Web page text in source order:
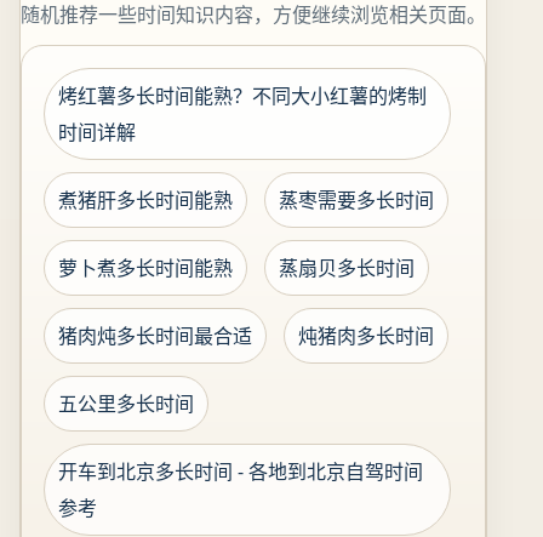
随机推荐一些时间知识内容，方便继续浏览相关页面。
烤红薯多长时间能熟？不同大小红薯的烤制
时间详解
煮猪肝多长时间能熟 蒸枣需要多长时间
萝卜煮多长时间能熟 蒸扇贝多长时间
猪肉炖多长时间最合适 炖猪肉多长时间
五公里多长时间
开车到北京多长时间 - 各地到北京自驾时间
参考